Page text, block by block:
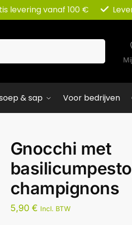
levering vanaf 100 €
& sap Voor bedrijven
Gnocchi met
champignons
5,90 € Incl. BTW